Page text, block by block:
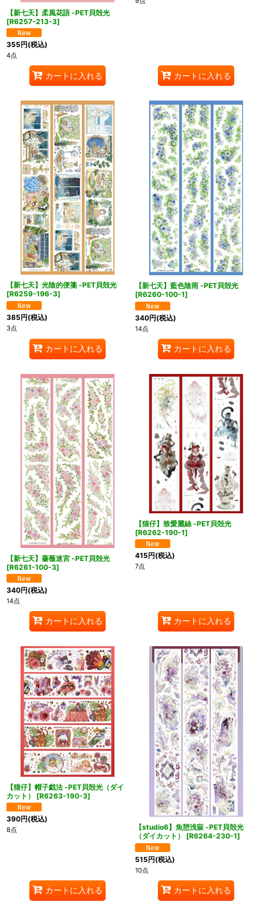
【新七天】柔風花語 -PET貝殻光
[R6257-213-3]
355円(税込)
4点
カートに入れる カートに入れる
【新七天】光陰的便箋 -PET貝殻光
[R6259-196-3]
385円(税込)
3点
カートに入れる
【新七天】藍色陰雨 -PET貝殻光
[R6260-100-1]
340円(税込)
14点
カートに入れる
【新七天】薔薇迷宮 -PET貝殻光
[R6261-100-3]
340円(税込)
14点
カートに入れる
【猫仔】致愛麗絲 -PET貝殻光
[R6262-190-1]
415円(税込)
7点
カートに入れる
【猫仔】帽子戯法 -PET貝殻光（ダイ
カット）
[R6263-190-3]
390円(税込)
8点
カートに入れる
【studio6】魚憩浅寐 -PET貝殻光
（ダイカット）
[R6264-230-1]
515円(税込)
10点
カートに入れる